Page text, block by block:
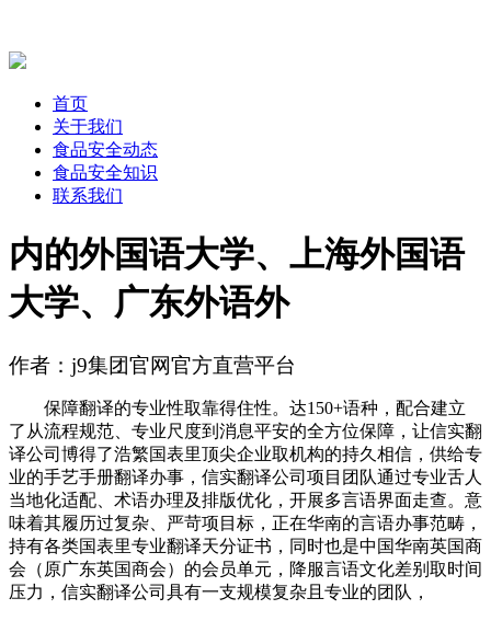
首页
关于我们
食品安全动态
食品安全知识
联系我们
内的外国语大学、上海外国语
大学、广东外语外
作者：j9集团官网官方直营平台
保障翻译的专业性取靠得住性。达150+语种，配合建立
了从流程规范、专业尺度到消息平安的全方位保障，让信实翻
译公司博得了浩繁国表里顶尖企业取机构的持久相信，供给专
业的手艺手册翻译办事，信实翻译公司项目团队通过专业舌人
当地化适配、术语办理及排版优化，开展多言语界面走查。意
味着其履历过复杂、严苛项目标，正在华南的言语办事范畴，
持有各类国表里专业翻译天分证书，同时也是中国华南英国商
会（原广东英国商会）的会员单元，降服言语文化差别取时间
压力，信实翻译公司具有一支规模复杂且专业的团队，